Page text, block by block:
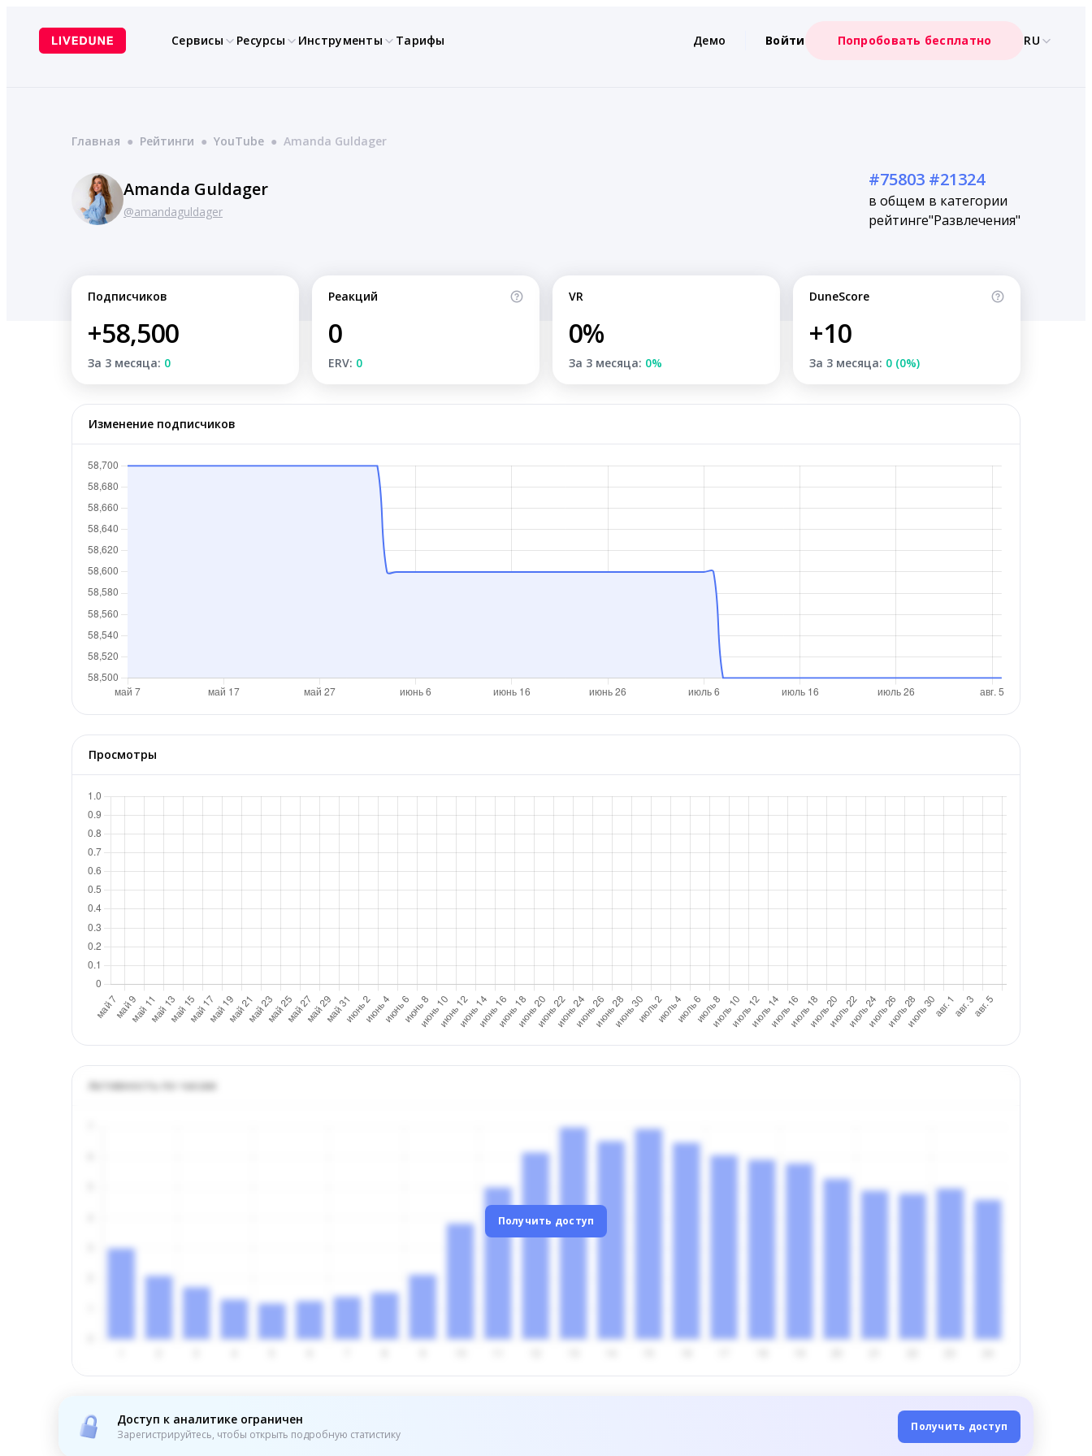
содержимому
Сервисы Ресурсы Инструменты Тарифы Демо Войти Попробовать бесплатно RU
Главная ● Рейтинги ● YouTube ● Amanda Guldager
Amanda Guldager
@amandaguldager
#75803
в общем
рейтинге
#21324
в категории
"Развлечения"
Подписчиков
+58,500
За 3 месяца: 0
Реакций
0
ERV: 0
VR
0%
За 3 месяца: 0%
DuneScore
+10
За 3 месяца: 0 (0%)
Изменение подписчиков
Просмотры
Активность по часам
Получить доступ
Доступ к аналитике ограничен
Зарегистрируйтесь, чтобы открыть подробную статистику
Получить доступ